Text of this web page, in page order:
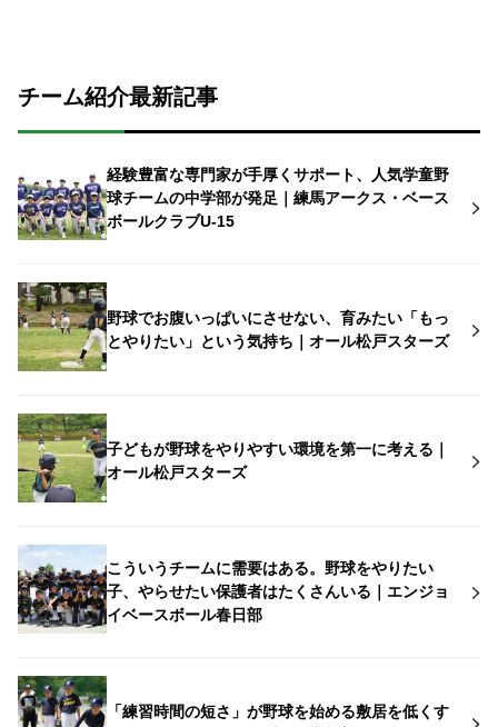
チーム紹介最新記事
経験豊富な専門家が手厚くサポート、人気学童野
球チームの中学部が発足｜練馬アークス・ベース
ボールクラブU-15
野球でお腹いっぱいにさせない、育みたい「もっ
とやりたい」という気持ち｜オール松戸スターズ
子どもが野球をやりやすい環境を第一に考える｜
オール松戸スターズ
こういうチームに需要はある。野球をやりたい
子、やらせたい保護者はたくさんいる｜エンジョ
イベースボール春日部
「練習時間の短さ」が野球を始める敷居を低くす